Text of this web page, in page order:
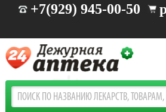
+7(929) 945-00-50